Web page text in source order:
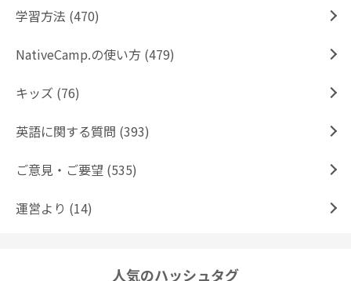
学習方法 (470)
NativeCamp.の使い方 (479)
キッズ (76)
英語に関する質問 (393)
ご意見・ご要望 (535)
運営より (14)
人気のハッシュタグ